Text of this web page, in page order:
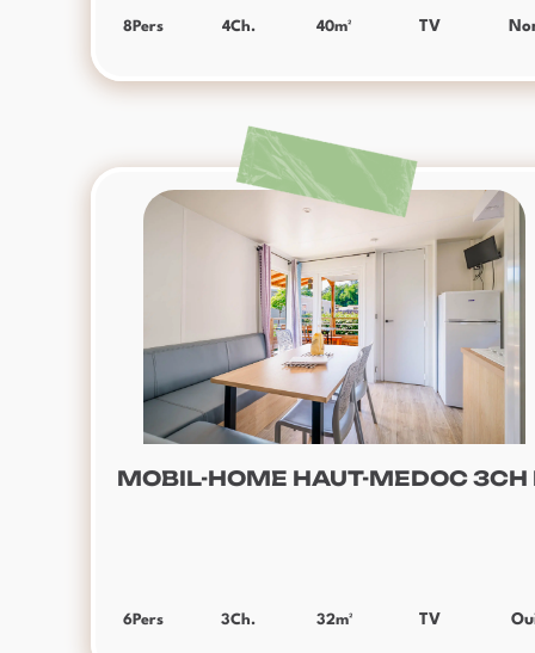
8Pers 4Ch. 40m² TV
MOBIL-HOME HAUT-MEDOC 3CH
6Pers 3Ch. 32m² TV